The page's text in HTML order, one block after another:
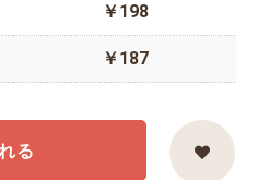
￥198
￥187
る